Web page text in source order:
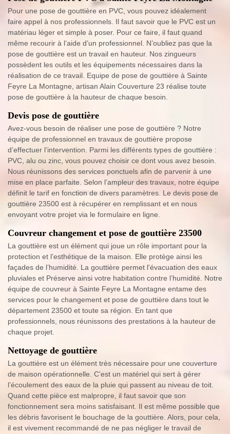
Pour une pose de gouttière en PVC, vous pouvez idéalement
faire appel à nos professionnels. Il faut savoir que le PVC est un
matériau léger et simple à poser. Pour ce faire, il faut quand
même recourir à l’aide d’un professionnel. N’oubliez pas que la
pose de gouttière est un travail en hauteur. Nos zingueurs
possèdent les outils et les équipements nécessaires dans la
réalisation de ce travail. Equipe de pose de gouttière à Sainte
Feyre La Montagne, artisan Alain Couverture 23 réalise toute
pose de gouttière à la hauteur de chaque besoin.
Devis pose de gouttière
Avez-vous besoin de réaliser une pose de gouttière ? Notre
équipe de professionnel en travaux de gouttière propose
d’effectuer l’intervention. Parmi les différents types de gouttière :
PVC, alu ou zinc, vous pouvez choisir ce dont vous avez besoin.
Nous réunissons des services ponctuels afin de parvenir à une
mise en place parfaite. Selon l’ampleur des travaux, notre équipe
définit le tarif en fonction de divers paramètres. Le devis pose de
gouttière 23500 est à récupérer en remplissant et en nous
envoyant votre projet via le formulaire en ligne.
Couvreur changement et pose de gouttière 23500
La gouttière est un élément qui joue un rôle important pour la
protection et l’esthétique de la maison. Elle protège ainsi les
façades de l’humidité. La gouttière permet l'évacuation des eaux
pluviales et Préserve ainsi votre habitation contre l’humidité. Notre
équipe de couvreur à Sainte Feyre La Montagne entame des
services pour le changement et pose de gouttière dans tout le
département 23500 et toute sa région. En tant que
professionnels, nous réunissons des prestations à la hauteur de
chaque projet.
Nettoyage de gouttière
La gouttière est un élément très nécessaire pour une couverture
de maison opérationnelle. C’est un matériel qui sert à gérer
l’écoulement des eaux de la pluie qui passent au niveau de toit.
Quand cette pièce est malpropre, il faut savoir que son
fonctionnement sera moins satisfaisant. Il est même possible que
les débris favorisent le bouchage de la gouttière. Alors, pour cela,
il est vivement recommandé de ne pas négliger le travail de